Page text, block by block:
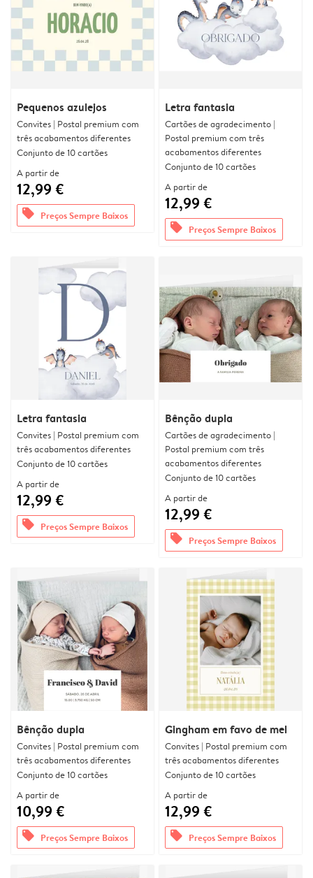
Pequenos azulejos
Convites | Postal premium com
três acabamentos diferentes
Conjunto de 10 cartões
A partir de
12,99 €
offers Preços Sempre Baixos
Letra fantasia
Cartões de agradecimento |
Postal premium com três
acabamentos diferentes
Conjunto de 10 cartões
A partir de
12,99 €
offers Preços Sempre Baixos
Letra fantasia
Convites | Postal premium com
três acabamentos diferentes
Conjunto de 10 cartões
A partir de
12,99 €
offers Preços Sempre Baixos
Bênção dupla
Cartões de agradecimento |
Postal premium com três
acabamentos diferentes
Conjunto de 10 cartões
A partir de
12,99 €
offers Preços Sempre Baixos
Bênção dupla
Convites | Postal premium com
três acabamentos diferentes
Conjunto de 10 cartões
A partir de
10,99 €
offers Preços Sempre Baixos
Gingham em favo de mel
Convites | Postal premium com
três acabamentos diferentes
Conjunto de 10 cartões
A partir de
12,99 €
offers Preços Sempre Baixos